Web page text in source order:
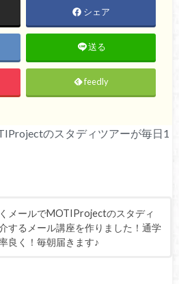
シェア
送る
feedly
のスタディツアーが毎日1
メールでMOTIProjectのスタディ
するメール講座を作りました！通学
良く！毎朝届きます♪